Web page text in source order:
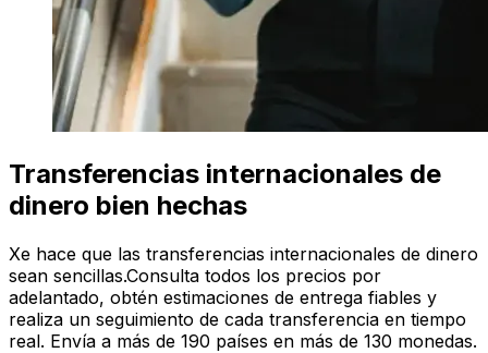
Transferencias internacionales de
dinero bien hechas
Xe hace que las transferencias internacionales de dinero
sean sencillas.Consulta todos los precios por
adelantado, obtén estimaciones de entrega fiables y
realiza un seguimiento de cada transferencia en tiempo
real. Envía a más de 190 países en más de 130 monedas.